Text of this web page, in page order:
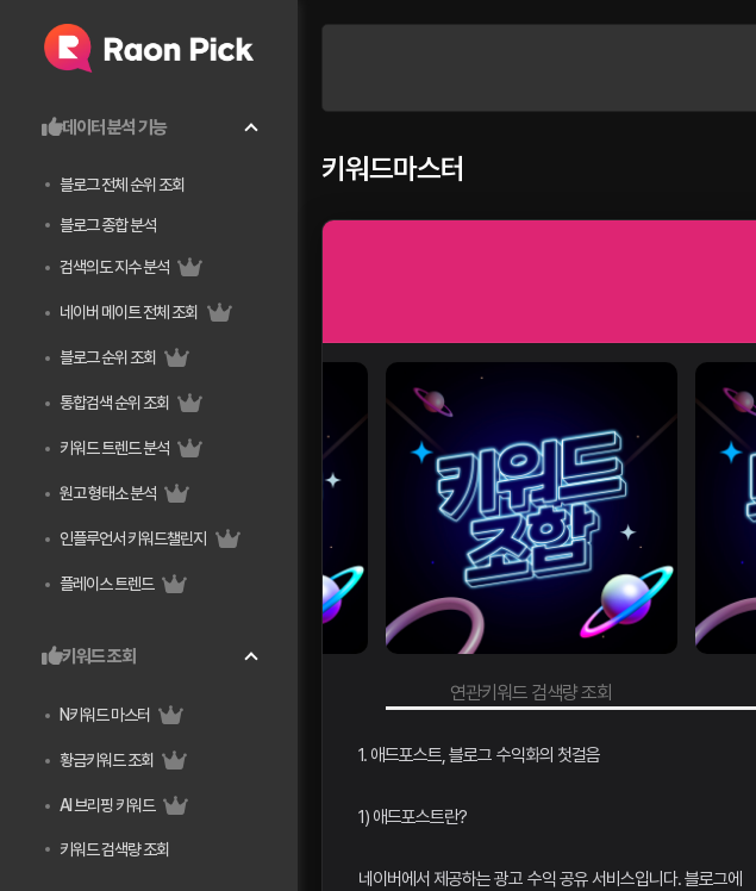
데이터 분석 기능
블로그 전체 순위 조회
블로그 종합 분석
검색의도 지수 분석
네이버 메이트 전체 조회
블로그 순위 조회
통합검색 순위 조회
키워드 트렌드 분석
원고 형태소 분석
인플루언서 키워드챌린지
플레이스 트렌드
키워드 조회
N키워드 마스터
황금키워드 조회
AI 브리핑 키워드
키워드 검색량 조회
키워드마스터
연관키워드 검색량 조회
1. 애드포스트, 블로그 수익화의 첫걸음
1) 애드포스트란?
네이버에서 제공하는 광고 수익 공유 서비스입니다. 블로그에